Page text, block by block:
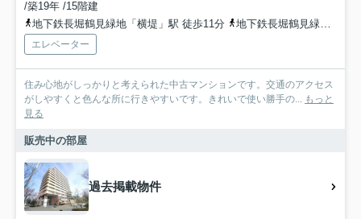
/築19年 /15階建
地下鉄長堀鶴見緑地「横堤」駅 徒歩11分
地下鉄長堀鶴見緑地「今福鶴見」駅 徒歩15分
エレベーター
住み心地がしっかりと考えられた中古マンションです。交通のアクセス
がしやすくと色んな所に行きやすいです。きれいで使い勝手の... もっと
見る
販売中の部屋
過去掲載物件